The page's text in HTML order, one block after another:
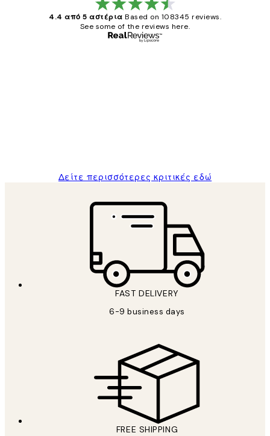
4.4 από 5 αστέρια Based on 108345 reviews.
See some of the reviews here.
Δείτε περισσότερες κριτικές εδώ
FAST DELIVERY
6-9 business days
FREE SHIPPING